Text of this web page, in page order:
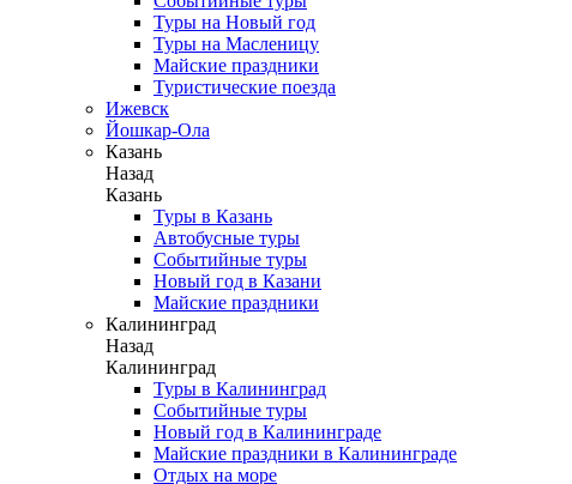
Туры на Новый год
Туры на Масленицу
Майские праздники
Туристические поезда
Ижевск
Йошкар-Ола
Казань
Назад
Казань
Туры в Казань
Автобусные туры
Событийные туры
Новый год в Казани
Майские праздники
Калининград
Назад
Калининград
Туры в Калининград
Событийные туры
Новый год в Калининграде
Майские праздники в Калининграде
Отдых на море